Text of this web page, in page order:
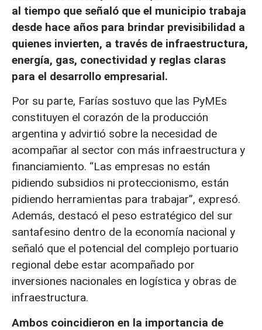
al tiempo que señaló que el municipio trabaja
desde hace años para brindar previsibilidad a
quienes invierten, a través de infraestructura,
energía, gas, conectividad y reglas claras
para el desarrollo empresarial.
Por su parte, Farías sostuvo que las PyMEs
constituyen el corazón de la producción
argentina y advirtió sobre la necesidad de
acompañar al sector con más infraestructura y
financiamiento. “Las empresas no están
pidiendo subsidios ni proteccionismo, están
pidiendo herramientas para trabajar”, expresó.
Además, destacó el peso estratégico del sur
santafesino dentro de la economía nacional y
señaló que el potencial del complejo portuario
regional debe estar acompañado por
inversiones nacionales en logística y obras de
infraestructura.
Ambos coincidieron en la importancia de